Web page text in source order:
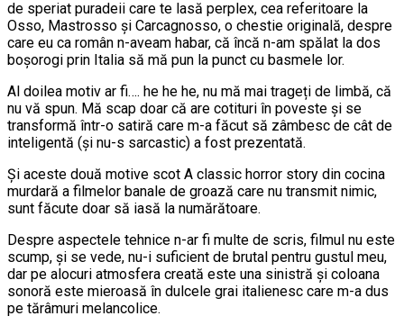
de speriat puradeii care te lasă perplex, cea referitoare la
Osso, Mastrosso și Carcagnosso, o chestie originală, despre
care eu ca român n-aveam habar, că încă n-am spălat la dos
boșorogi prin Italia să mă pun la punct cu basmele lor.
Al doilea motiv ar fi…. he he he, nu mă mai trageți de limbă, că
nu vă spun. Mă scap doar că are cotituri în poveste și se
transformă într-o satiră care m-a făcut să zâmbesc de cât de
inteligentă (și nu-s sarcastic) a fost prezentată.
Și aceste două motive scot A classic horror story din cocina
murdară a filmelor banale de groază care nu transmit nimic,
sunt făcute doar să iasă la numărătoare.
Despre aspectele tehnice n-ar fi multe de scris, filmul nu este
scump, și se vede, nu-i suficient de brutal pentru gustul meu,
dar pe alocuri atmosfera creată este una sinistră și coloana
sonoră este mieroasă în dulcele grai italienesc care m-a dus
pe tărâmuri melancolice.